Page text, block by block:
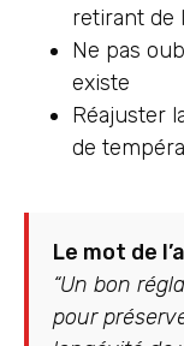
retirant de
Ne pas
existe
Réajuster
de
Le mot de
“Un bon
pour